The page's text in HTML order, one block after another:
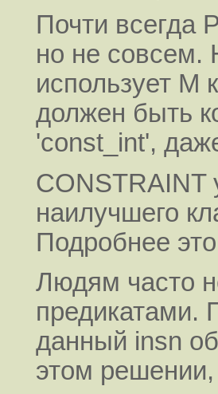
Почти всегда
но не совсем.
использует M
должен быть
'const_int',
CONSTRAINT
наилучшего
Подробнее
Людям часто
предикатами.
данный insn
этом